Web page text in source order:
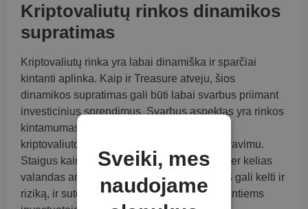
Kriptovaliutų rinkos dinamikos
supratimas
Kriptovaliutų rinka yra labai dinamiška ir sparčiai
kintanti aplinka. Kaip ir Treasure atveju, šios
dinamikos supratimas gali būti labai svarbus priimant
investicinius sprendimus. Svarbus aspektas yra rinkos
kintamumas. Praeityje Treasure ir panašios
kriptovaliutos pasižymėjo dideliu kainų svyravimu.
Staigus kainų kilimas ir kritimas gali įvykti per kelias
valandas ar net minutes. Šis nepastovumas gali kelti ir
riziką, ir suteikti galimybių MAGIC besidomintiems
Sveiki, mes
naudojame